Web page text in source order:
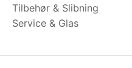
Tilbehør & Slibning
Service & Glas